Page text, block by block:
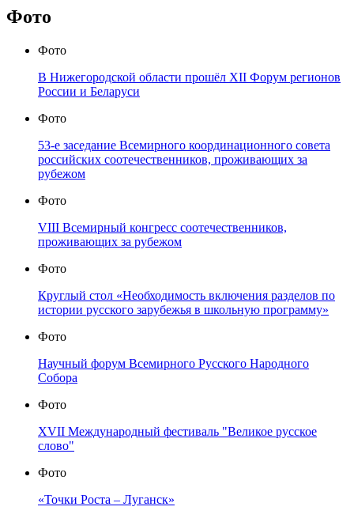
Фото
Фото
В Нижегородской области прошёл XII Форум регионов
России и Беларуси
Фото
53-е заседание Всемирного координационного совета
российских соотечественников, проживающих за
рубежом
Фото
VIII Всемирный конгресс соотечественников,
проживающих за рубежом
Фото
Круглый стол «Необходимость включения разделов по
истории русского зарубежья в школьную программу»
Фото
Научный форум Всемирного Русского Народного
Собора
Фото
XVII Международный фестиваль "Великое русское
слово"
Фото
«Точки Роста – Луганск»